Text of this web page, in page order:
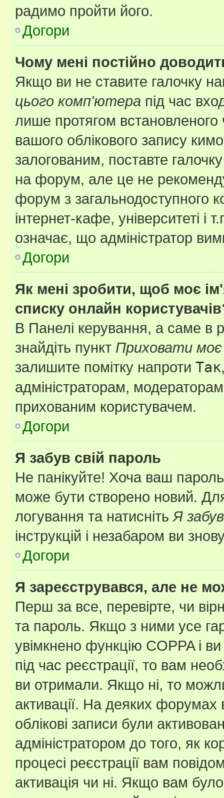
радимо пройти його.
Догори
Чому мені постійно
Якщо ви не ставите галочку
цього комп'ютера під час
лише протягом встановленого
вашого облікового запису
залогованим, поставте
на форум, але це не
форум з загальнодоступного
інтернет-кафе, університеті і
означає, що адміністратор
Догори
Як мені зробити, щоб моє
списку онлайн
В Панелі керування, а саме в
знайдіть пункт Приховати моє
залишите помітку напроти Так
адміністраторам,
прихованим користувачем.
Догори
Я забув свій пароль
Не панікуйте! Хоча ваш
може бути створено новий.
логування та натисніть Я
інструкцій і незабаром ви
Догори
Я зареєструвався, але не
Перш за все, перевірте, чи
та пароль. Якщо з ними усе
увімкнено функцію COPPA і
під час реєстрації, то вам
ви отримали. Якщо ні, то
активації. На деяких форумах
облікові записи були
адміністратором до того, як
процесі реєстрації вам
активація чи ні. Якщо вам